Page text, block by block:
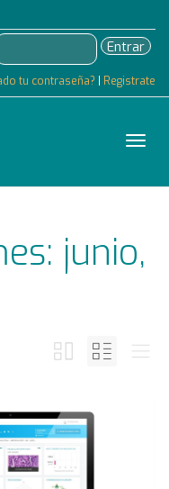
Entrar
tu contraseña? Registrate
junio,